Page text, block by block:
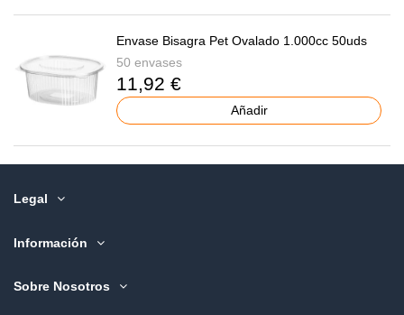
Envase Bisagra Pet Ovalado 1.000cc 50uds
50 envases
11,92 €
Añadir
Legal
Información
Sobre Nosotros